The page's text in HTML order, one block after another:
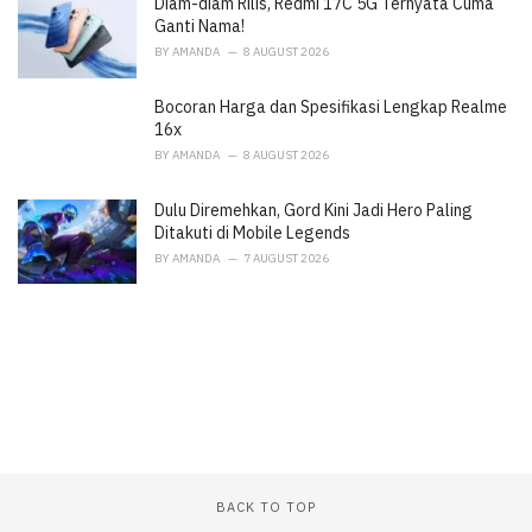
:
Ganti Nama!
BY AMANDA 8 AUGUST 2026
Bocoran Harga dan Spesifikasi Lengkap Realme
16x
BY AMANDA 8 AUGUST 2026
Dulu Diremehkan, Gord Kini Jadi Hero Paling
Ditakuti di Mobile Legends
BY AMANDA 7 AUGUST 2026
BACK TO TOP